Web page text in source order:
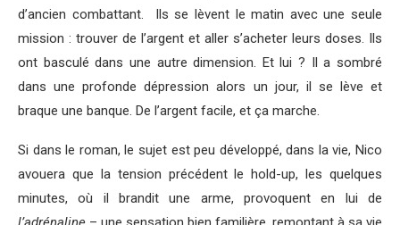
d’ancien combattant. Ils se lèvent le matin avec une seule
mission : trouver de l’argent et aller s’acheter leurs doses. Ils
ont basculé dans une autre dimension. Et lui ? Il a sombré
dans une profonde dépression alors un jour, il se lève et
braque une banque. De l’argent facile, et ça marche.
Si dans le roman, le sujet est peu développé, dans la vie, Nico
avouera que la tension précédent le hold-up, les quelques
minutes, où il brandit une arme, provoquent en lui de